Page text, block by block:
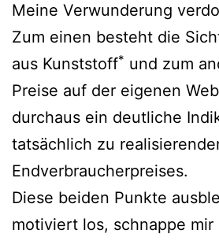
Meine Verwunderung
Zum einen besteht die
aus Kunststoff* und zum
Preise auf der eigenen
durchaus ein deutliche
tatsächlich zu
Endverbraucherpreises.
Diese beiden Punkte
motiviert los, schnappe